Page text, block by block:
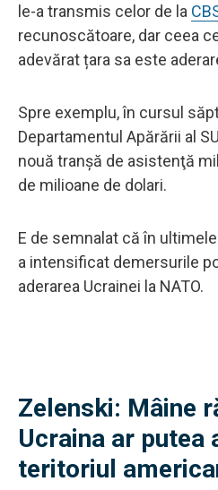
le-a transmis celor de la
recunoscătoare, dar ceea
adevărat țara sa este
Spre exemplu, în cursul
Departamentul Apărării al
nouă tranşă de asistenţă
de milioane de dolari.
E de semnalat că în
a intensificat demersurile
aderarea Ucrainei la NATO.
Zelenski: Mâine
Ucraina ar putea
teritoriul